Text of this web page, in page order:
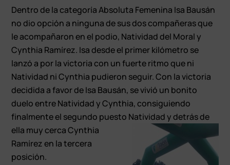
Dentro de la categoría Absoluta Femenina Isa Bausán
no dio opción a ninguna de sus dos compañeras que
le acompañaron en el podio, Natividad del Moral y
Cynthia Ramírez. Isa desde el primer kilómetro se
lanzó a por la victoria con un fuerte ritmo que ni
Natividad ni Cynthia pudieron seguir. Con la victoria
decidida a favor de Isa Bausán, se vivió un bonito
duelo entre Natividad y Cynthia, consiguiendo
finalmente el segundo puesto Natividad y detrás de
ella muy cerca Cynthia
Ramírez en la tercera
posición.